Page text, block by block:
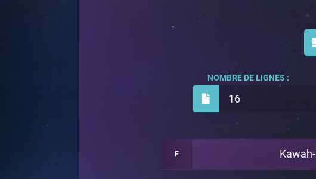
16
NOMBRE DE LIGNES :
F Kawah-ll